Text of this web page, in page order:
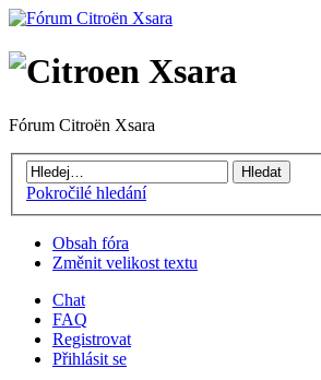
Fórum Citroën Xsara
Pokročilé hledání
Obsah fóra
Změnit velikost textu
Chat
FAQ
Registrovat
Přihlásit se